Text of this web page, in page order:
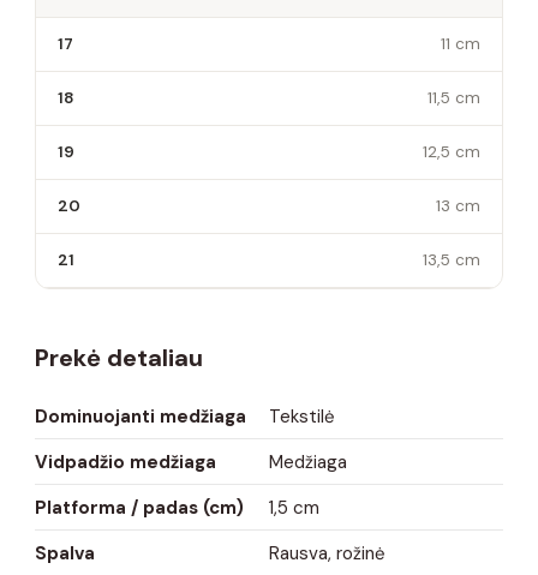
17 11 cm
18 11,5 cm
19 12,5 cm
20 13 cm
21 13,5 cm
Prekė detaliau
Dominuojanti medžiaga
Tekstilė
Vidpadžio medžiaga
Medžiaga
Platforma / padas (cm)
1,5 cm
Spalva
Rausva, rožinė